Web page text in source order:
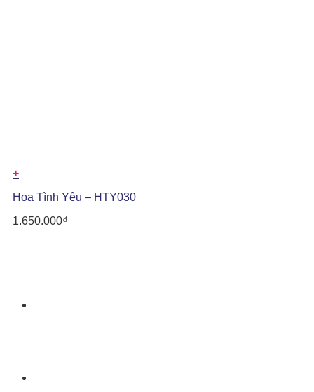
+
Hoa Tình Yêu – HTY030
1.650.000₫